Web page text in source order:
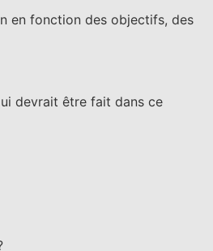
en fonction des objectifs, des
devrait être fait dans ce